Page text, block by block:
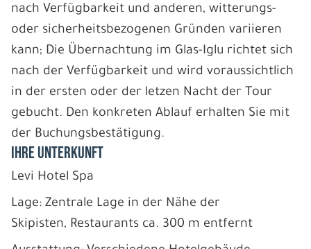
nach Verfügbarkeit und anderen, witterungs-
oder sicherheitsbezogenen Gründen variieren
kann; Die Übernachtung im Glas-Iglu richtet sich
nach der Verfügbarkeit und wird voraussichtlich
in der ersten oder der letzen Nacht der Tour
gebucht. Den konkreten Ablauf erhalten Sie mit
der Buchungsbestätigung.
IHRE UNTERKUNFT
Levi Hotel Spa
Lage: Zentrale Lage in der Nähe der
Skipisten, Restaurants ca. 300 m entfernt